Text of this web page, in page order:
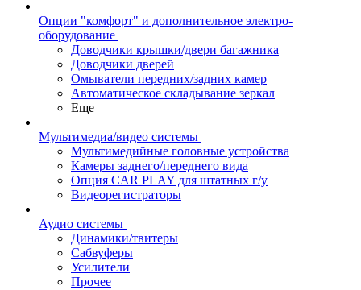
Опции "комфорт" и дополнительное электро-
оборудование
Доводчики крышки/двери багажника
Доводчики дверей
Омыватели передних/задних камер
Автоматическое складывание зеркал
Еще
Мультимедиа/видео системы
Мультимедийные головные устройства
Камеры заднего/переднего вида
Опция CAR PLAY для штатных г/у
Видеорегистраторы
Аудио системы
Динамики/твитеры
Сабвуферы
Усилители
Прочее